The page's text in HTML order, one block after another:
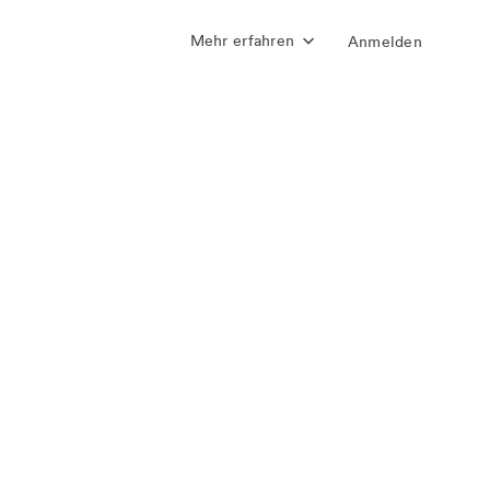
Mehr erfahren Anmelden